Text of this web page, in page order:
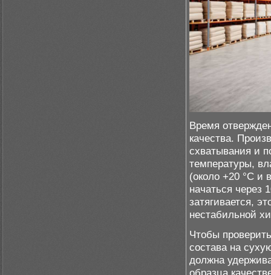
Время
качества.
схватывания и
температуры,
(около +20 °C и
начаться через
затягивается,
нестабильной
Чтобы
состава на
должна
образца